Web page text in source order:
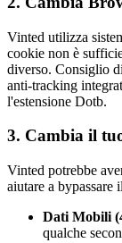
Vinted utilizza
cookie non è
diverso. Consiglio
anti-tracking
l'estensione Dotb.
3. Cambia il
Vinted potrebbe
aiutare a bypassare
Dati Mobili
qualche